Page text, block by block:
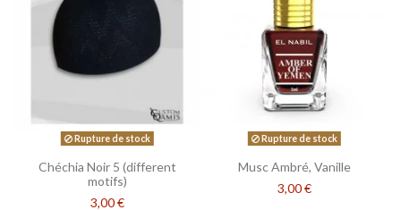
Rupture de stock
Chéchia Noir 5 (different
motifs)
3,00 €
Rupture de stock
Musc Ambré, Vanille
3,00 €